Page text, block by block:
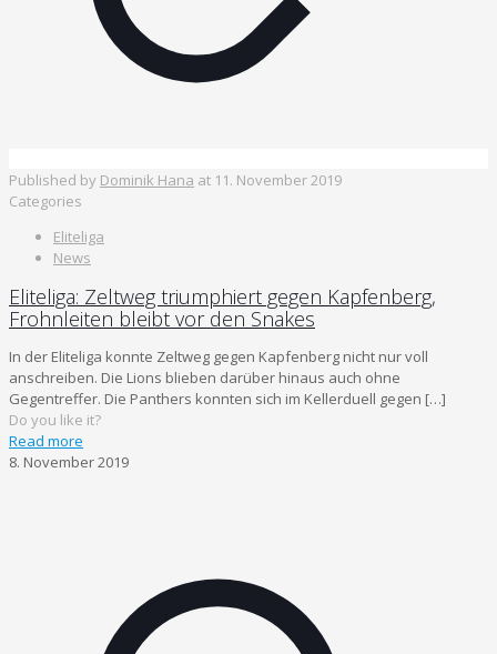
Published by Dominik Hana at 11. November 2019
Categories
Eliteliga
News
Eliteliga: Zeltweg triumphiert gegen Kapfenberg,
Frohnleiten bleibt vor den Snakes
In der Eliteliga konnte Zeltweg gegen Kapfenberg nicht nur voll
anschreiben. Die Lions blieben darüber hinaus auch ohne
Gegentreffer. Die Panthers konnten sich im Kellerduell gegen […]
Do you like it?
Read more
8. November 2019